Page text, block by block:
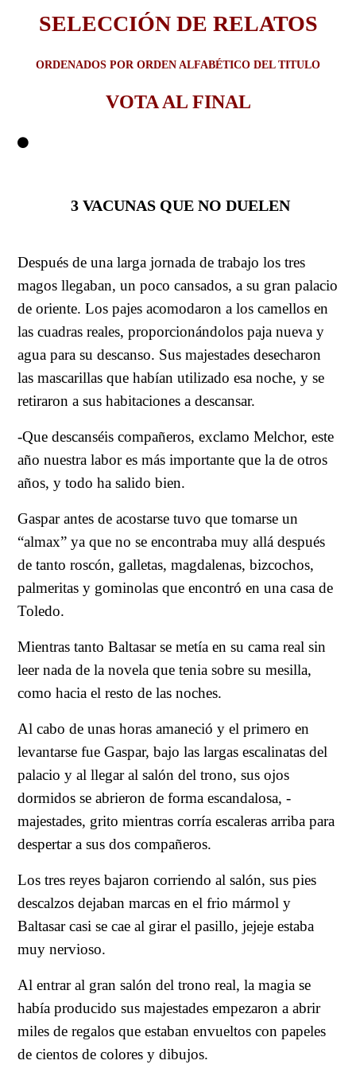
SELECCIÓN DE RELATOS
ORDENADOS POR ORDEN ALFABÉTICO DEL TITULO
VOTA AL FINAL
3 VACUNAS QUE NO DUELEN
Después de una larga jornada de trabajo los tres
magos llegaban, un poco cansados, a su gran palacio
de oriente. Los pajes acomodaron a los camellos en
las cuadras reales, proporcionándolos paja nueva y
agua para su descanso. Sus majestades desecharon
las mascarillas que habían utilizado esa noche, y se
retiraron a sus habitaciones a descansar.
-Que descanséis compañeros, exclamo Melchor, este
año nuestra labor es más importante que la de otros
años, y todo ha salido bien.
Gaspar antes de acostarse tuvo que tomarse un
“almax” ya que no se encontraba muy allá después
de tanto roscón, galletas, magdalenas, bizcochos,
palmeritas y gominolas que encontró en una casa de
Toledo.
Mientras tanto Baltasar se metía en su cama real sin
leer nada de la novela que tenia sobre su mesilla,
como hacia el resto de las noches.
Al cabo de unas horas amaneció y el primero en
levantarse fue Gaspar, bajo las largas escalinatas del
palacio y al llegar al salón del trono, sus ojos
dormidos se abrieron de forma escandalosa, -
majestades, grito mientras corría escaleras arriba para
despertar a sus dos compañeros.
Los tres reyes bajaron corriendo al salón, sus pies
descalzos dejaban marcas en el frio mármol y
Baltasar casi se cae al girar el pasillo, jejeje estaba
muy nervioso.
Al entrar al gran salón del trono real, la magia se
había producido sus majestades empezaron a abrir
miles de regalos que estaban envueltos con papeles
de cientos de colores y dibujos.